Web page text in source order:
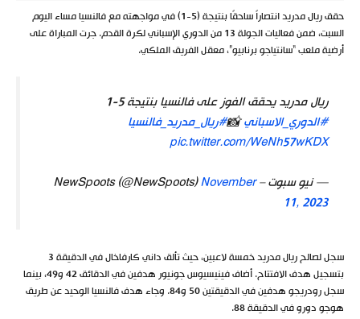
حقق ريال مدريد انتصاراً ساحقًا بنتيجة (5-1) في مواجهته مع فالنسيا مساء اليوم
السبت، ضمن فعاليات الجولة 13 من الدوري الإسباني لكرة القدم. جرت المباراة على
أرضية ملعب “سانتياجو برنابيو”، معقل الفريق الملكي.
ريال مدريد يحقق الفوز على فالنسيا بنتيجة 5-1
#الدوري_الاسباني📸#ريال_مدريد_فالنسيا
pic.twitter.com/WeNh57wKDX
— نيو سبوت – NewSpoots (@NewSpoots)November
11, 2023
سجل لصالح ريال مدريد خمسة لاعبين، حيث تألق داني كارفاخال في الدقيقة 3
بتسجيل هدف الافتتاح. أضاف فينيسيوس جونيور هدفين في الدقائق 42 و49، بينما
سجل رودريجو هدفين في الدقيقتين 50 و84. وجاء هدف فالنسيا الوحيد عن طريق
هوجو دورو في الدقيقة 88.